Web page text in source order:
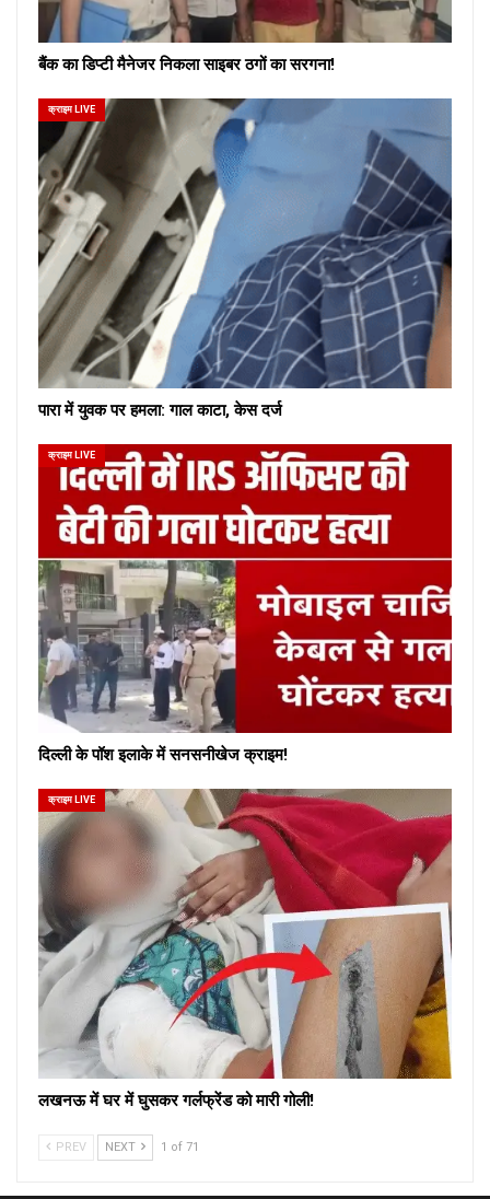
बैंक का डिप्टी मैनेजर निकला साइबर ठगों का सरगना!
क्राइम LIVE
पारा में युवक पर हमला: गाल काटा, केस दर्ज
क्राइम LIVE
दिल्ली के पॉश इलाके में सनसनीखेज क्राइम!
क्राइम LIVE
लखनऊ में घर में घुसकर गर्लफ्रेंड को मारी गोली!
PREV NEXT 1 of 71